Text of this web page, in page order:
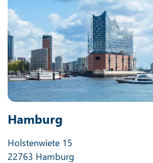
Hamburg
Holstenwiete 15
22763 Hamburg